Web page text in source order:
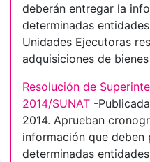
deberán entregar la
determinadas
Unidades Ejecutoras
adquisiciones de
Resolución de
2014/SUNAT -
2014. Aprueban
información que deben
determinadas